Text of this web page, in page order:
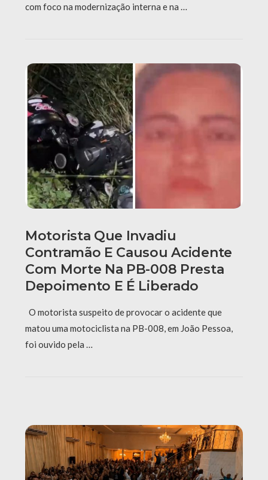
com foco na modernização interna e na …
Motorista Que Invadiu
Contramão E Causou Acidente
Com Morte Na PB-008 Presta
Depoimento E É Liberado
O motorista suspeito de provocar o acidente que
matou uma motociclista na PB-008, em João Pessoa,
foi ouvido pela …